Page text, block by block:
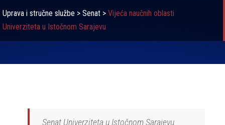
Uprava i stručne službe > Senat > Vijeća naučnih oblasti
Univerziteta u Istočnom Sarajevu
Senat Univerziteta u Istočnom Sarajevu